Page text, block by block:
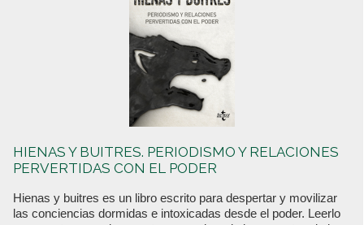
HIENAS Y BUITRES. PERIODISMO Y RELACIONES
PERVERTIDAS CON EL PODER
Hienas y buitres es un libro escrito para despertar y movilizar
las conciencias dormidas e intoxicadas desde el poder. Leerlo